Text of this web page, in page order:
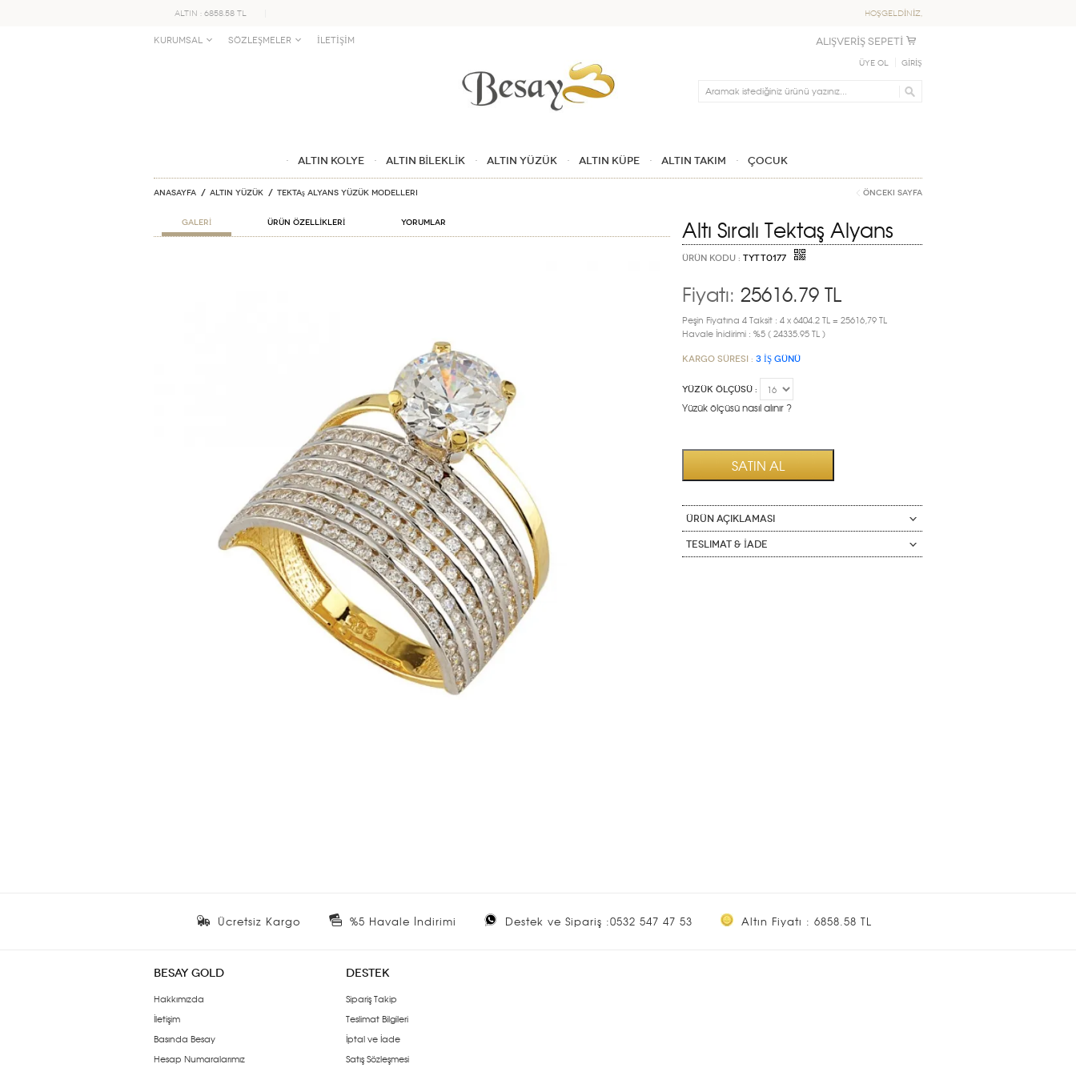
ALTIN : 6858.58 TL HOŞGELDİNİZ,
KURUMSAL SÖZLEŞMELER İLETİŞİM ALIŞVERİŞ SEPETİ
Üye Ol GİRİŞ
Ara
ALTIN KOLYE ALTIN BİLEKLİK ALTIN YÜZÜK ALTIN KÜPE ALTIN TAKIM ÇOCUK
Anasayfa ALTIN YÜZÜK Tektaş Alyans Yüzük Modelleri Önceki Sayfa
GALERİ ÜRÜN ÖZELLİKLERİ Yorumlar Altı Sıralı Tektaş Alyans
ÜRÜN KODU : TYTT0177
Fiyatı: 25616.79 TL
Peşin Fiyatına 4 Taksit : 4 x 6404.2 TL = 25616,79 TL
Havale İnidirimi : %5 ( 24335.95 TL )
Kargo Süresi : 3 İŞ GÜNÜ
YÜZÜK ÖLÇÜSÜ :
Yüzük ölçüsü nasıl alınır ?
ÜRÜN AÇIKLAMASI
Teslimat & İade
Ücretsiz Kargo %5 Havale İndirimi Destek ve Sipariş :0532 547 47 53 Altın Fiyatı : 6858.58 TL
BESAY GOLD
Hakkımızda
İletişim
Basında Besay
Hesap Numaralarımız
DESTEK
Sipariş Takip
Teslimat Bilgileri
İptal ve İade
Satış Sözleşmesi